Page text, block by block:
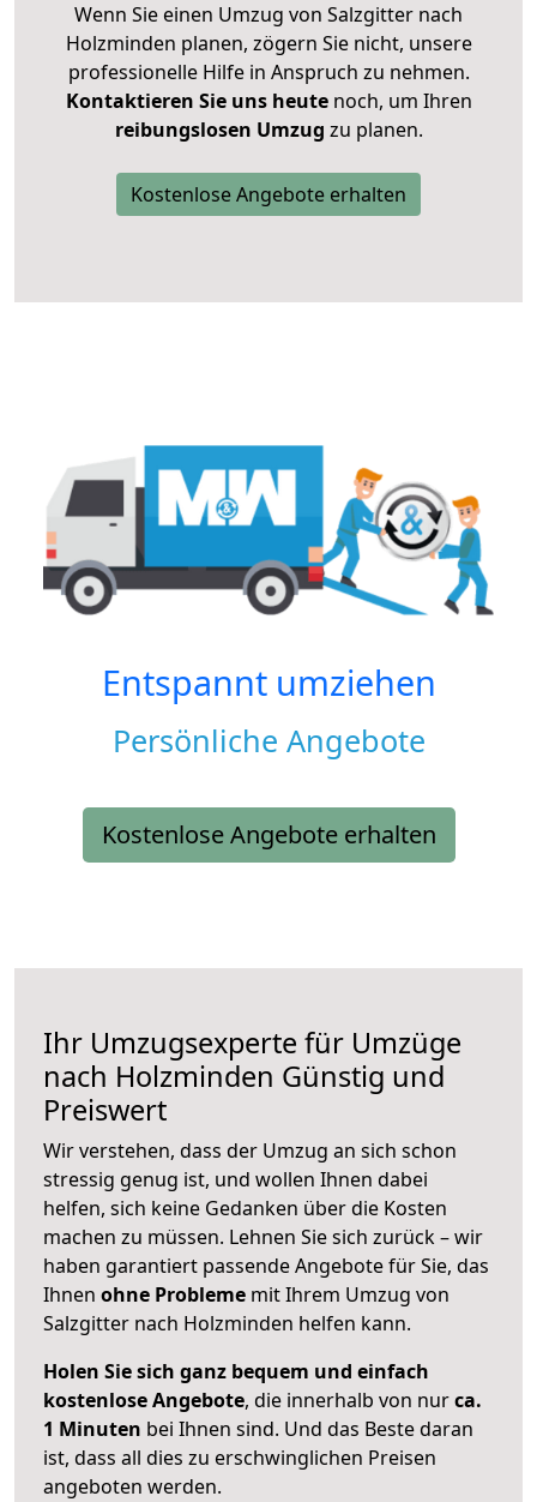
Wenn Sie einen Umzug von Salzgitter nach
Holzminden planen, zögern Sie nicht, unsere
professionelle Hilfe in Anspruch zu nehmen.
Kontaktieren Sie uns heutenoch, um Ihren
reibungslosen Umzug zu planen.
Kostenlose Angebote erhalten
Entspannt umziehen
Persönliche Angebote
Kostenlose Angebote erhalten
Ihr Umzugsexperte für Umzüge
nach Holzminden Günstig und
Preiswert
Wir verstehen, dass der Umzug an sich schon
stressig genug ist, und wollen Ihnen dabei
helfen, sich keine Gedanken über die Kosten
machen zu müssen. Lehnen Sie sich zurück – wir
haben garantiert passende Angebote für Sie, das
Ihnen ohne Probleme mit Ihrem Umzug von
Salzgitter nach Holzminden helfen kann.
Holen Sie sich ganz bequem und einfach
kostenlose Angebote, die innerhalb von nurca.
1 Minuten bei Ihnen sind. Und das Beste daran
ist, dass all dies zu erschwinglichen Preisen
angeboten werden.